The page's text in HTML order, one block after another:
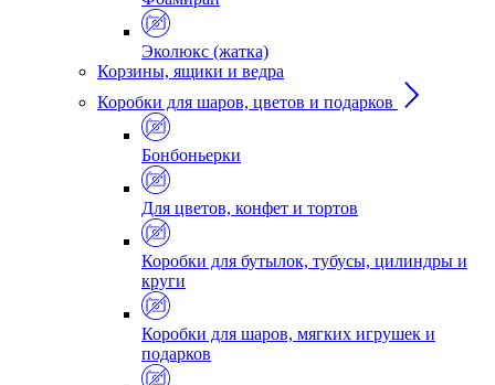
Эколюкс (жатка)
Корзины, ящики и ведра
Коробки для шаров, цветов и подарков
Бонбоньерки
Для цветов, конфет и тортов
Коробки для бутылок, тубусы, цилиндры и
круги
Коробки для шаров, мягких игрушек и
подарков